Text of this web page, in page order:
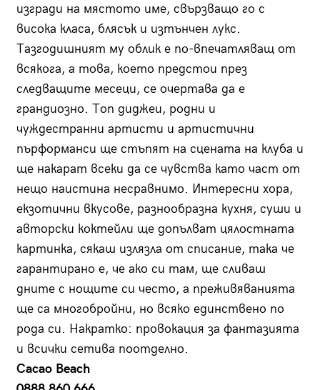
изгради на мястото име, свързващо го с
висока класа, блясък и изтънчен лукс.
Тазгодишният му облик е по-впечатляващ от
всякога, а това, което предстои през
следващите месеци, се очертава да е
грандиозно. Топ диджеи, родни и
чуждестранни артисти и артистични
пърформанси ще стъпят на сцената на клуба и
ще накарат всеки да се чувства като част от
нещо наистина несравнимо. Интересни хора,
екзотични вкусове, разнообразна кухня, суши и
авторски коктейли ще допълват цялостната
картинка, сякаш излязла от списание, така че
гарантирано е, че ако си там, ще сливаш
дните с нощите си често, а преживяванията
ще са многобройни, но всяко единствено по
рода си. Накратко: провокация за фантазията
и всички сетива поотделно.
Cacao Beach